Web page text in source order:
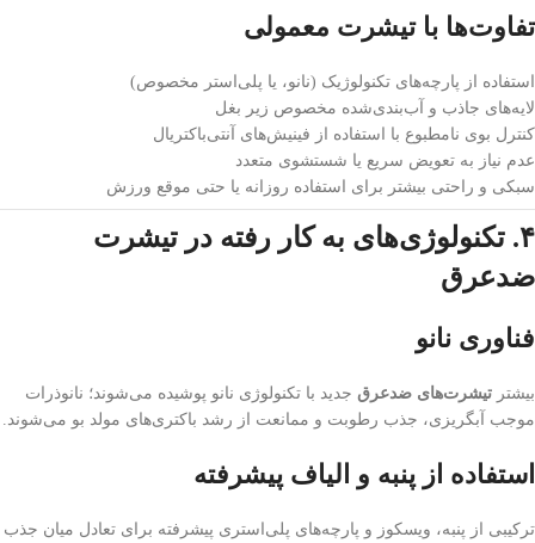
تفاوت‌ها با تیشرت معمولی
استفاده از پارچه‌های تکنولوژیک (نانو، یا پلی‌استر مخصوص)
لایه‌های جاذب و آب‌بندی‌شده مخصوص زیر بغل
کنترل بوی نامطبوع با استفاده از فینیش‌های آنتی‌باکتریال
عدم نیاز به تعویض سریع یا شستشوی متعدد
سبکی و راحتی بیشتر برای استفاده روزانه یا حتی موقع ورزش
۴. تکنولوژی‌های به کار رفته در تیشرت
ضدعرق
فناوری نانو
بیشتر تیشرت‌های ضدعرق جدید با تکنولوژی نانو پوشیده می‌شوند؛ نانوذرات
موجب آبگریزی، جذب رطوبت و ممانعت از رشد باکتری‌های مولد بو می‌شوند.
استفاده از پنبه و الیاف پیشرفته
ترکیبی از پنبه، ویسکوز و پارچه‌های پلی‌استری پیشرفته برای تعادل میان جذب